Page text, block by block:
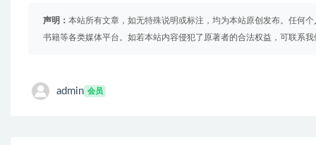
声明： 本站所有文章，如无特殊说明或标注，均为本站原创发布。任何
书籍等各类媒体平台。如若本站内容侵犯了原著者的合法权益，可联系
admin 会员